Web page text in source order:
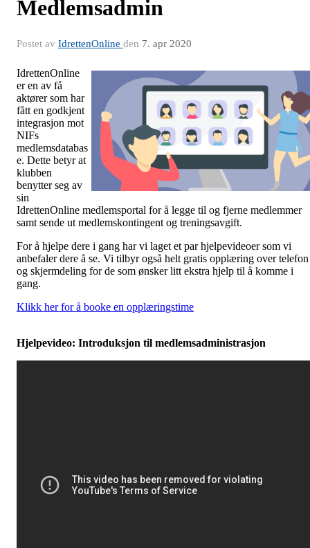
Medlemsadmin
Postet av IdrettenOnline den 7. apr 2020
IdrettenOnline
er en av få
aktører som har
fått en godkjent
integrasjon mot
NIFs
medlemsdatabas
e. Dette betyr at
klubben
benytter seg av
sin
IdrettenOnline medlemsportal for å legge til og fjerne medlemmer
samt sende ut medlemskontingent og treningsavgift.
For å hjelpe dere i gang har vi laget et par hjelpevideoer som vi
anbefaler dere å se. Vi tilbyr også helt gratis opplæring over telefon
og skjermdeling for de som ønsker litt ekstra hjelp til å komme i
gang.
Klikk her for å booke en opplæringstime
Hjelpevideo: Introduksjon til medlemsadministrasjon